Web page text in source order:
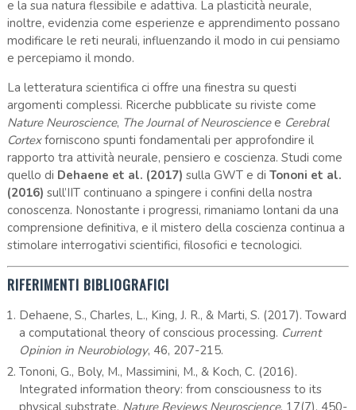
e la sua natura flessibile e adattiva. La plasticità neurale,
inoltre, evidenzia come esperienze e apprendimento possano
modificare le reti neurali, influenzando il modo in cui pensiamo
e percepiamo il mondo.
La letteratura scientifica ci offre una finestra su questi
argomenti complessi. Ricerche pubblicate su riviste come
Nature Neuroscience, The Journal of Neurosciencee Cerebral
Cortexforniscono spunti fondamentali per approfondire il
rapporto tra attività neurale, pensiero e coscienza. Studi come
quello di Dehaene et al. (2017) sulla GWT e di Tononi et al.
(2016) sull’IIT continuano a spingere i confini della nostra
conoscenza. Nonostante i progressi, rimaniamo lontani da una
comprensione definitiva, e il mistero della coscienza continua a
stimolare interrogativi scientifici, filosofici e tecnologici.
RIFERIMENTI BIBLIOGRAFICI
Dehaene, S., Charles, L., King, J. R., & Marti, S. (2017). Toward
a computational theory of conscious processing. Current
Opinion in Neurobiology, 46, 207-215.
Tononi, G., Boly, M., Massimini, M., & Koch, C. (2016).
Integrated information theory: from consciousness to its
physical substrate. Nature Reviews Neuroscience, 17(7), 450-